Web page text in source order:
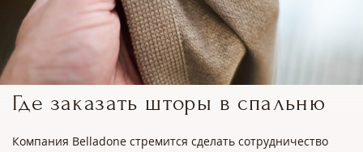
Где заказать шторы в спальню
Компания Belladone стремится сделать сотрудничество